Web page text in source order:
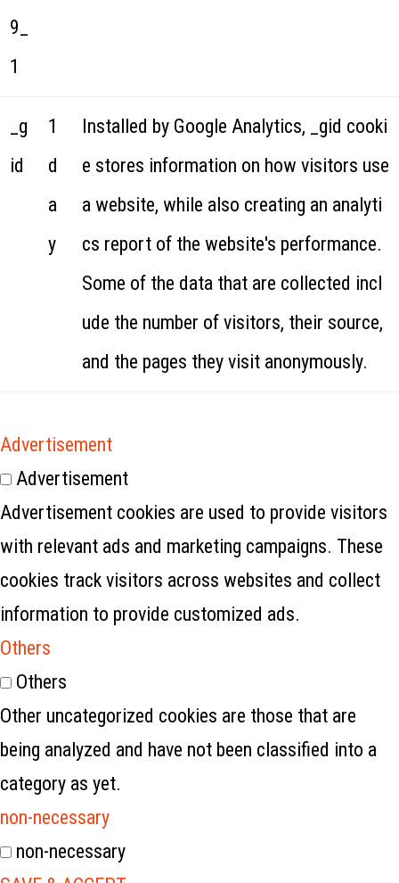
9_
1
_g
id
1
d
a
y
Installed by Google Analytics, _gid cooki
e stores information on how visitors use
a website, while also creating an analyti
cs report of the website's performance.
Some of the data that are collected incl
ude the number of visitors, their source,
and the pages they visit anonymously.
Advertisement
Advertisement
Advertisement cookies are used to provide visitors
with relevant ads and marketing campaigns. These
cookies track visitors across websites and collect
information to provide customized ads.
Others
Others
Other uncategorized cookies are those that are
being analyzed and have not been classified into a
category as yet.
non-necessary
non-necessary